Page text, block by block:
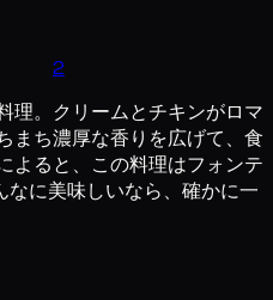
2
理。クリームとチキンがロマ
まち濃厚な香りを広げて、食
よると、この料理はフォンテ
に美味しいなら、確かに一